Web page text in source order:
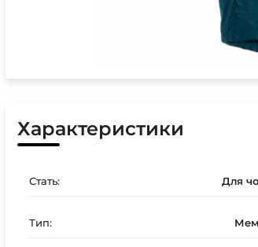
Характеристики
Стать: Для
Тип: